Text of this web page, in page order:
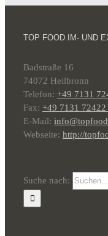
TOP FOOD IM- UND
Badstraße 16
74072 Heilbronn
Telefon: +49 7131
Fax: +49 7131 72422
E-Mail:
Webseite: http://
Suche nach: